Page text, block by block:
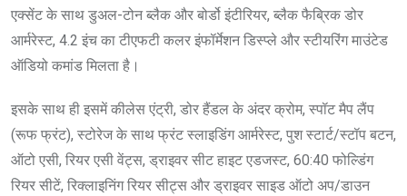
एक्सेंट के साथ डुअल-टोन ब्लैक और बोर्डो इंटीरियर, ब्लैक फैब्रिक डोर
आर्मरेस्ट, 4.2 इंच का टीएफटी कलर इंफॉर्मेशन डिस्प्ले और स्टीयरिंग माउंटेड
ऑडियो कमांड मिलता है।
इसके साथ ही इसमें कीलेस एंट्री, डोर हैंडल के अंदर क्रोम, स्पॉट मैप लैंप
(रूफ फ्रंट), स्टोरेज के साथ फ्रंट स्लाइडिंग आर्मरेस्ट, पुश स्टार्ट/स्टॉप बटन,
ऑटो एसी, रियर एसी वेंट्स, ड्राइवर सीट हाइट एडजस्ट, 60:40 फोल्डिंग
रियर सीटें, रिक्लाइनिंग रियर सीट्स और ड्राइवर साइड ऑटो अप/डाउन